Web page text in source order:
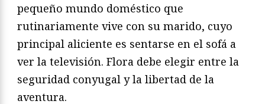
pequeño mundo doméstico que
rutinariamente vive con su marido, cuyo
principal aliciente es sentarse en el sofá a
ver la televisión. Flora debe elegir entre la
seguridad conyugal y la libertad de la
aventura.